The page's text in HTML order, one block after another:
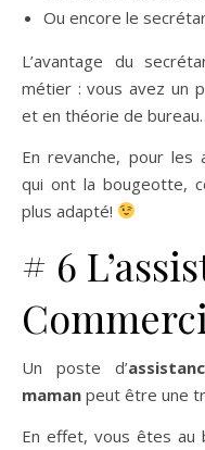
Ou encore le
L’avantage du
métier : vous avez un
et en théorie de
En revanche, pour les
qui ont la bougeotte,
plus adapté!
# 6
Un poste d’
maman peut être une
En effet, vous êtes au